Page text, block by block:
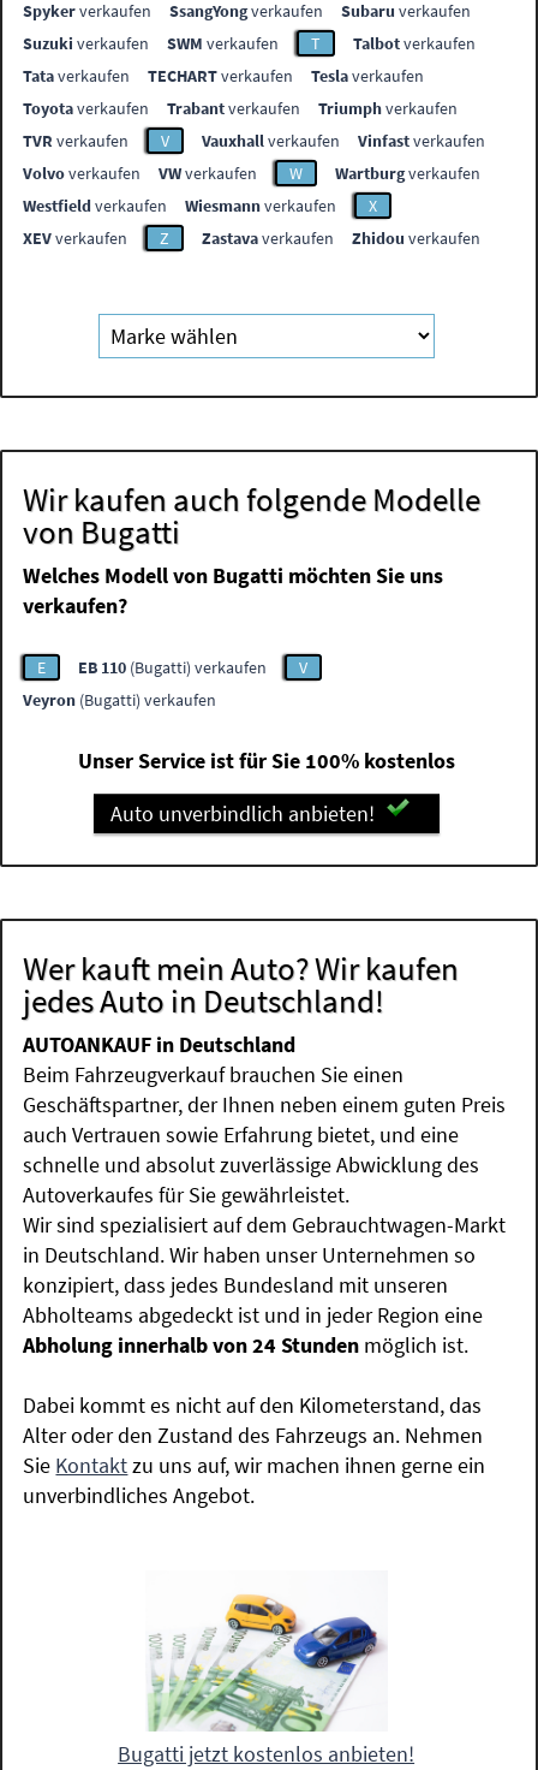
Spykerverkaufen SsangYongverkaufen Subaru verkaufen
Suzuki verkaufen SWM verkaufen T Talbotverkaufen
Tataverkaufen TECHARTverkaufen Teslaverkaufen
Toyotaverkaufen Trabantverkaufen Triumphverkaufen
TVR verkaufen V Vauxhallverkaufen Vinfastverkaufen
Volvoverkaufen VWverkaufen W Wartburgverkaufen
Westfieldverkaufen Wiesmannverkaufen
X
XEVverkaufen Z Zastavaverkaufen Zhidou verkaufen
Wir kaufen auch folgende Modelle
von Bugatti
Welches Modell von Bugatti möchten Sie uns
verkaufen?
E EB 110 (Bugatti) verkaufen
V
Veyron (Bugatti) verkaufen
Unser Service ist für Sie 100% kostenlos
Auto unverbindlich anbieten!
Wer kauft mein Auto? Wir kaufen
jedes Auto in Deutschland!
AUTOANKAUF in Deutschland
Beim Fahrzeugverkauf brauchen Sie einen
Geschäftspartner, der Ihnen neben einem guten Preis
auch Vertrauen sowie Erfahrung bietet, und eine
schnelle und absolut zuverlässige Abwicklung des
Autoverkaufes für Sie gewährleistet.
Wir sind spezialisiert auf dem Gebrauchtwagen-Markt
in Deutschland. Wir haben unser Unternehmen so
konzipiert, dass jedes Bundesland mit unseren
Abholteams abgedeckt ist und in jeder Region eine
Abholung innerhalb von 24 Stunden möglich ist.
Dabei kommt es nicht auf den Kilometerstand, das
Alter oder den Zustand des Fahrzeugs an. Nehmen
Sie Kontaktzu uns auf, wir machen ihnen gerne ein
unverbindliches Angebot.
Bugatti jetzt kostenlos anbieten!